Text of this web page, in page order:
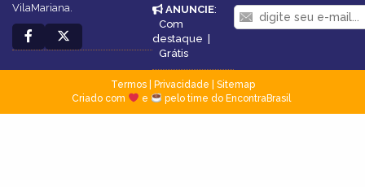
VilaMariana.
ANUNCIE:
Com
destaque |
Grátis
Termos| Privacidade
Sitemap
Criado com
e pelo time do EncontraBrasil